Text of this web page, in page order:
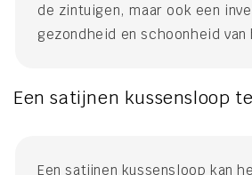
de zintuigen, maar ook een
gezondheid en schoonheid van
Een satijnen kussensloop
Een satijnen kussensloop kan